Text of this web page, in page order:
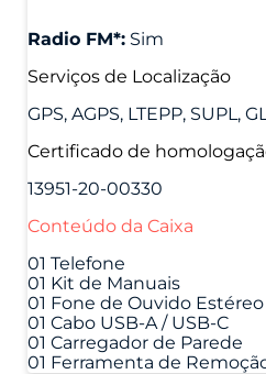
Radio FM*: Sim
Serviços de Localização
GPS, AGPS, LTEPP, SUPL,
Certificado de
13951-20-00330
Conteúdo da Caixa
01 Telefone
01 Kit de Manuais
01 Fone de Ouvido Estéreo
01 Cabo USB-A / USB-C
01 Carregador de Parede
01 Ferramenta de